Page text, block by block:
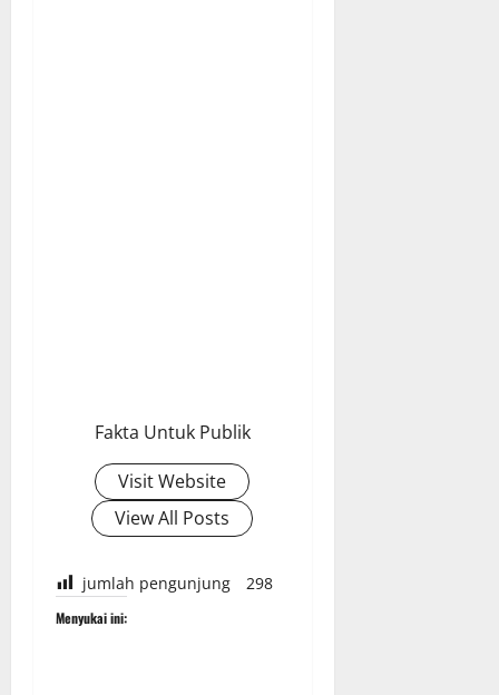
Fakta Untuk Publik
Visit Website
View All Posts
jumlah pengunjung 298
Menyukai ini: